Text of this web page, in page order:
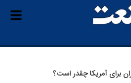
برای آمریکا چقدر است؟